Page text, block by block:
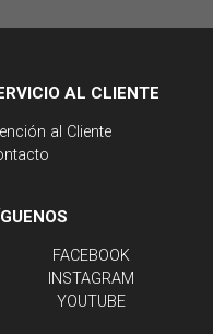
AL CLIENTE
al Cliente
FACEBOOK
INSTAGRAM
YOUTUBE